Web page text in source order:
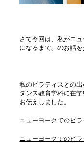
さて今回は、私がニ
になるまで、のお話を
私のピラティスとの
ダンス教育学科に在
お伝えしました。
ニューヨークでのピ
ニューヨークでのピ